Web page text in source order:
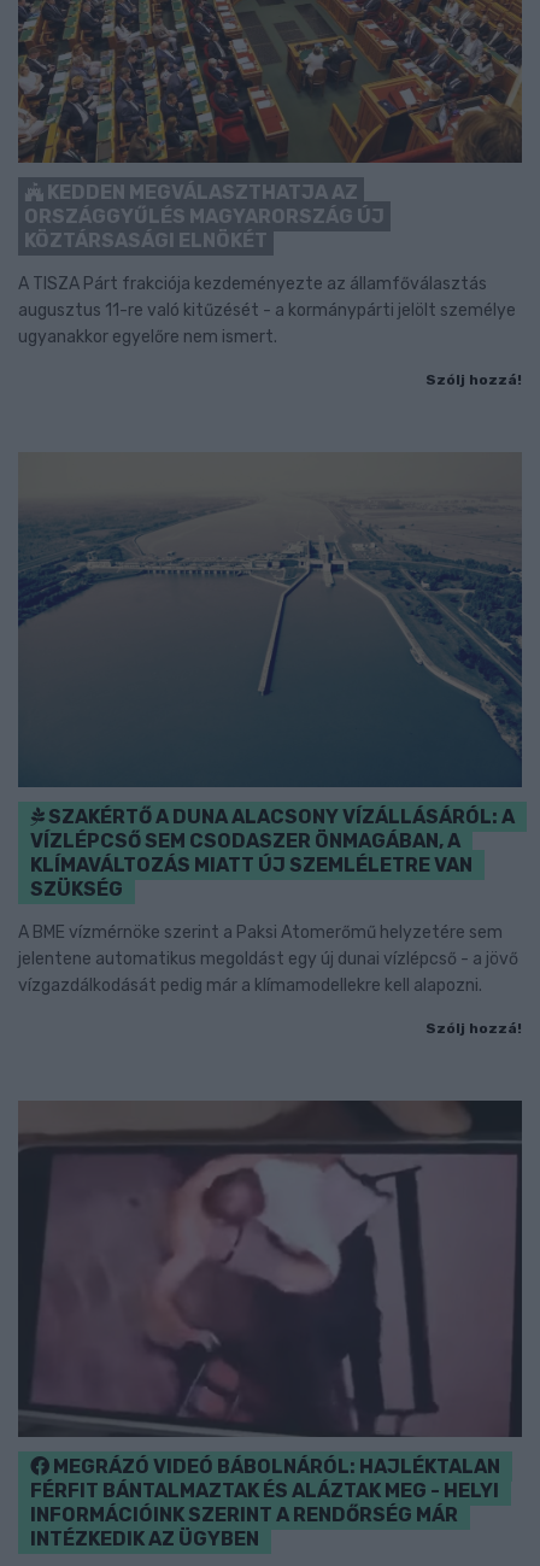
KEDDEN MEGVÁLASZTHATJA AZ
ORSZÁGGYŰLÉS MAGYARORSZÁG ÚJ
KÖZTÁRSASÁGI ELNÖKÉT
A TISZA Párt frakciója kezdeményezte az államfőválasztás
augusztus 11-re való kitűzését - a kormánypárti jelölt személye
ugyanakkor egyelőre nem ismert.
Szólj hozzá!
SZAKÉRTŐ A DUNA ALACSONY VÍZÁLLÁSÁRÓL: A
VÍZLÉPCSŐ SEM CSODASZER ÖNMAGÁBAN, A
KLÍMAVÁLTOZÁS MIATT ÚJ SZEMLÉLETRE VAN
SZÜKSÉG
A BME vízmérnöke szerint a Paksi Atomerőmű helyzetére sem
jelentene automatikus megoldást egy új dunai vízlépcső - a jövő
vízgazdálkodását pedig már a klímamodellekre kell alapozni.
Szólj hozzá!
MEGRÁZÓ VIDEÓ BÁBOLNÁRÓL: HAJLÉKTALAN
FÉRFIT BÁNTALMAZTAK ÉS ALÁZTAK MEG - HELYI
INFORMÁCIÓINK SZERINT A RENDŐRSÉG MÁR
INTÉZKEDIK AZ ÜGYBEN